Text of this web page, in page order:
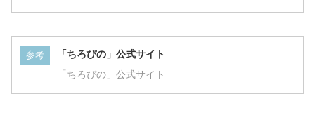
参考 「ちろぴの」公式サイト
「ちろぴの」公式サイト